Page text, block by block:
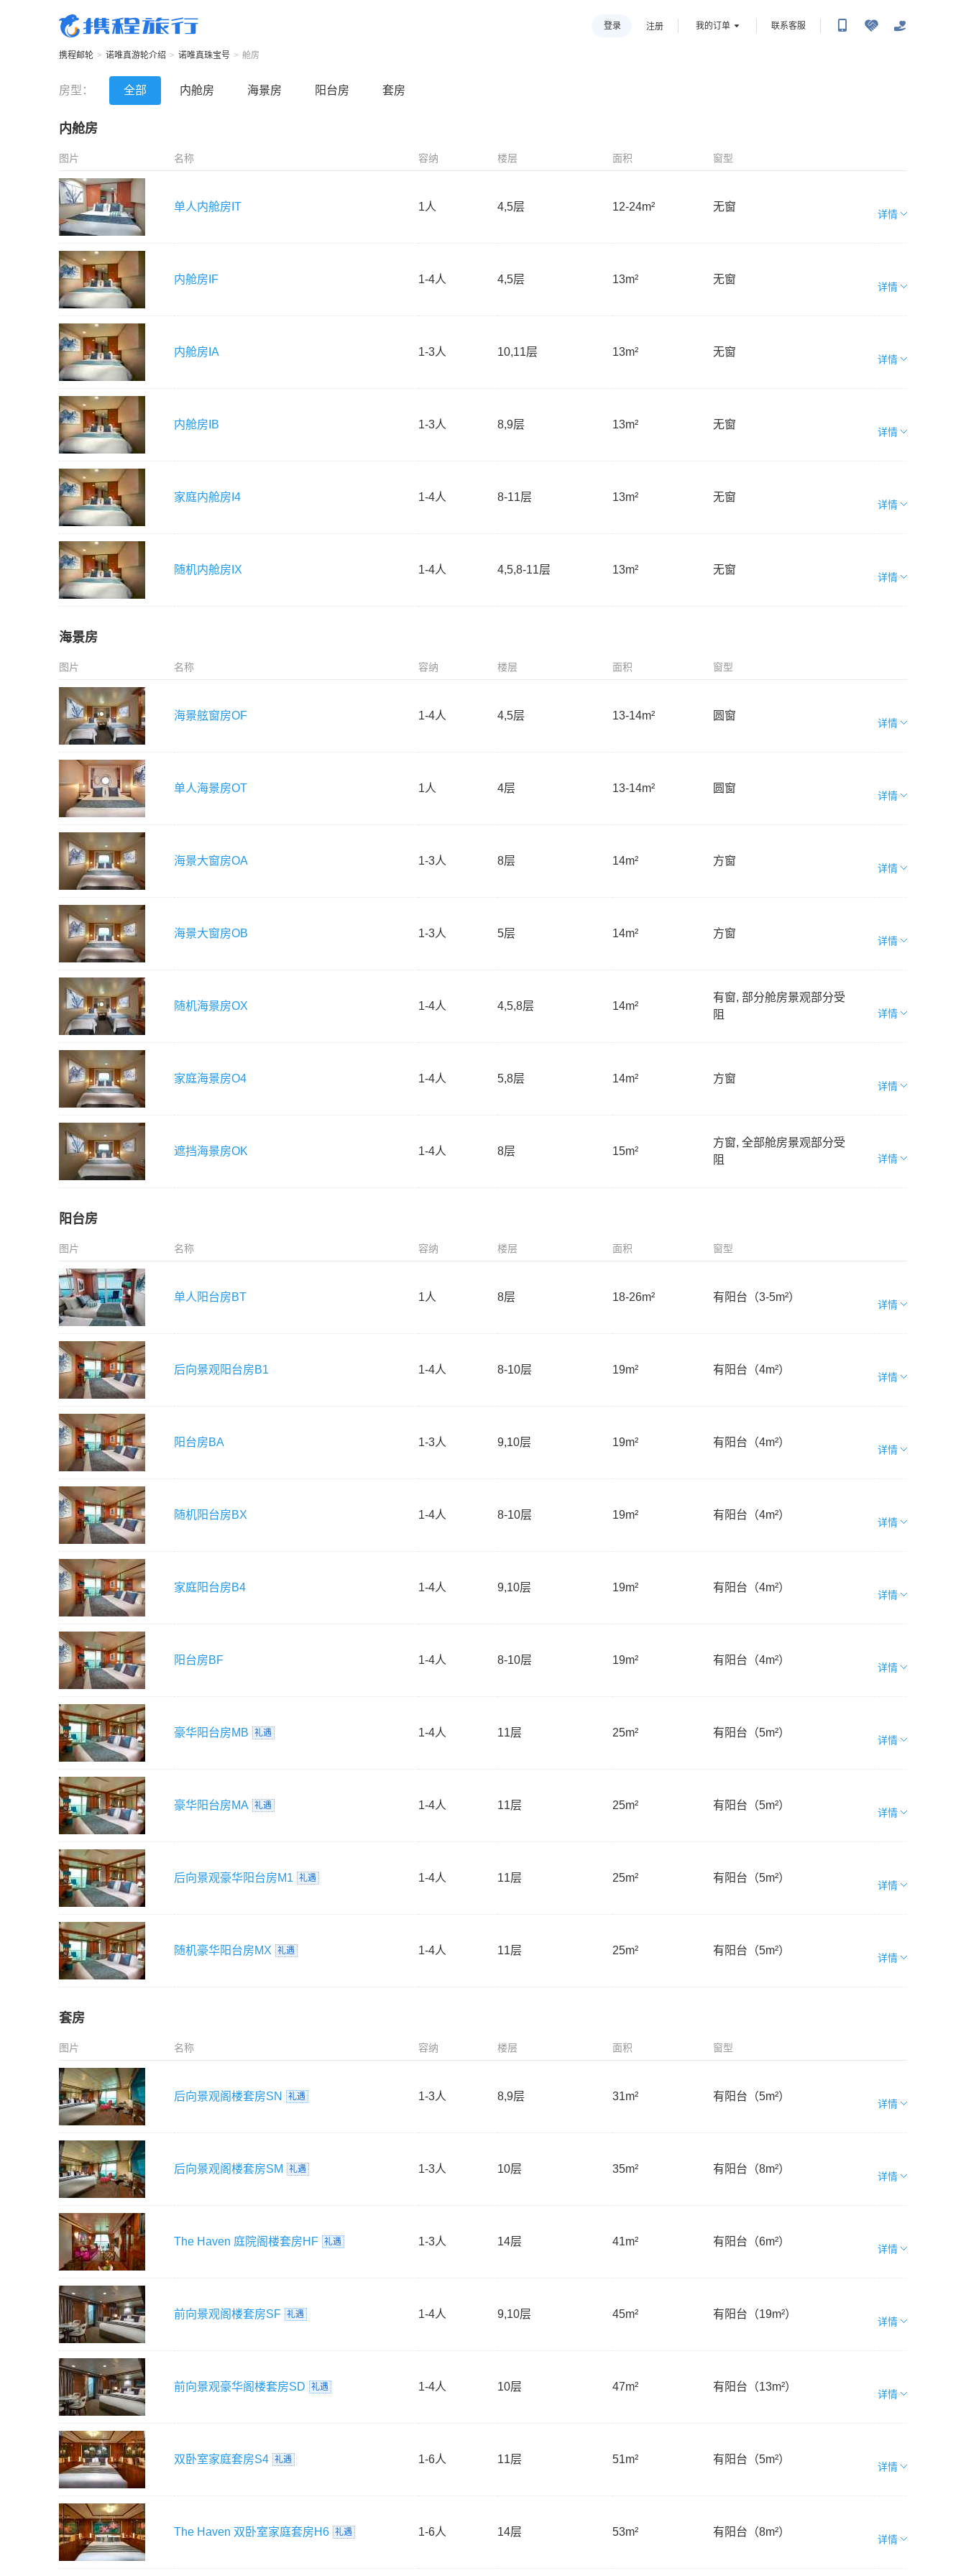
登录 注册 我的订单 联系客服
携程邮轮 > 诺唯真游轮介绍 > 诺唯真珠宝号 > 舱房
房型： 全部 内舱房 海景房 阳台房 套房
内舱房
图片 名称 容纳 楼层 面积 窗型
单人内舱房 IT 1人 4,5层 12-24m² 无窗
详情
内舱房 IF 1-4人 4,5层 13m² 无窗
详情
内舱房 IA 1-3人 10,11层 13m² 无窗
详情
内舱房 IB 1-3人 8,9层 13m² 无窗
详情
家庭内舱房 I4 1-4人 8-11层 13m² 无窗
详情
随机内舱房 IX 1-4人 4,5,8-11层 13m² 无窗
详情
海景房
图片 名称 容纳 楼层 面积 窗型
海景舷窗房OF 1-4人 4,5层 13-14m² 圆窗
详情
单人海景房OT 1人 4层 13-14m² 圆窗
详情
海景大窗房OA 1-3人 8层 14m² 方窗
详情
海景大窗房OB 1-3人 5层 14m² 方窗
详情
随机海景房OX 1-4人 4,5,8层 14m²
有窗, 部分舱房景观部分受
阻
详情
家庭海景房O4 1-4人 5,8层 14m² 方窗
详情
遮挡海景房OK 1-4人 8层 15m²
方窗, 全部舱房景观部分受
阻
详情
阳台房
图片 名称 容纳 楼层 面积 窗型
单人阳台房BT 1人 8层 18-26m² 有阳台（3-5m²）
详情
后向景观阳台房B1 1-4人 8-10层 19m² 有阳台（4m²）
详情
阳台房BA 1-3人 9,10层 19m² 有阳台（4m²）
详情
随机阳台房BX 1-4人 8-10层 19m² 有阳台（4m²）
详情
家庭阳台房B4 1-4人 9,10层 19m² 有阳台（4m²）
详情
阳台房BF 1-4人 8-10层 19m² 有阳台（4m²）
详情
豪华阳台房MB 礼遇 1-4人 11层 25m² 有阳台（5m²）
详情
豪华阳台房MA 礼遇 1-4人 11层 25m² 有阳台（5m²）
详情
后向景观豪华阳台房M1 礼遇 1-4人 11层 25m² 有阳台（5m²）
详情
随机豪华阳台房MX 礼遇 1-4人 11层 25m² 有阳台（5m²）
详情
套房
图片 名称 容纳 楼层 面积 窗型
后向景观阁楼套房SN 礼遇 1-3人 8,9层 31m² 有阳台（5m²）
详情
后向景观阁楼套房SM 礼遇 1-3人 10层 35m² 有阳台（8m²）
详情
The Haven 庭院阁楼套房HF 礼遇 1-3人 14层 41m² 有阳台（6m²）
详情
前向景观阁楼套房SF 礼遇 1-4人 9,10层 45m² 有阳台（19m²）
详情
前向景观豪华阁楼套房SD 礼遇 1-4人 10层 47m² 有阳台（13m²）
详情
双卧室家庭套房S4 礼遇 1-6人 11层 51m² 有阳台（5m²）
详情
The Haven 双卧室家庭套房H6 礼遇 1-6人 14层 53m² 有阳台（8m²）
详情